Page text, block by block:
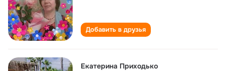
Добавить в друзья
Екатерина Приходько